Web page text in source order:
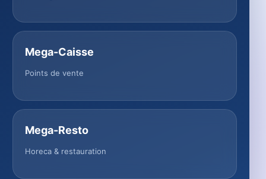
Mega-Caisse
Points de vente
Mega-Resto
Horeca & restauration